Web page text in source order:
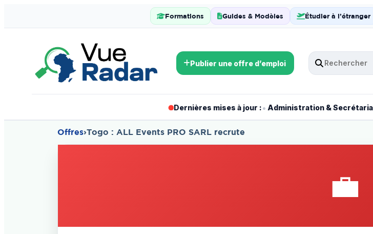
Formations Guides & Modèles Étudier à l’étranger
Publier une offre d’emploi
Dernières mises à jour :• Administration &
Offres›Togo : ALL Events PRO SARL recrute
💼